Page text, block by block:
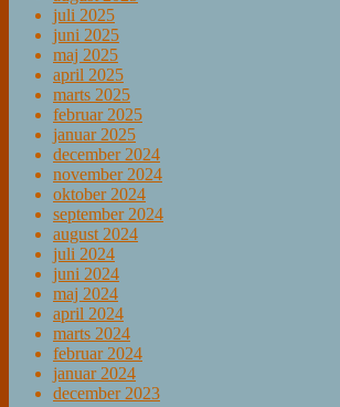
juli 2025
juni 2025
maj 2025
april 2025
marts 2025
februar 2025
januar 2025
december 2024
november 2024
oktober 2024
september 2024
august 2024
juli 2024
juni 2024
maj 2024
april 2024
marts 2024
februar 2024
januar 2024
december 2023